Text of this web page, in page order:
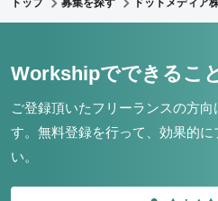
トップ 募集を探す ドットメディア
Workshipでできるこ
ご登録頂いたフリーランスの方
す。 無料登録を行って、効果的
い。